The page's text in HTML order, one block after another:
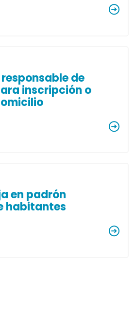
de
inscripción o
en padrón
habitantes